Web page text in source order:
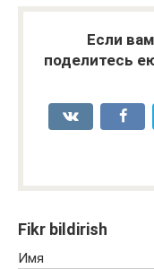
Если
поделитесь
Fikr bildirish
Имя